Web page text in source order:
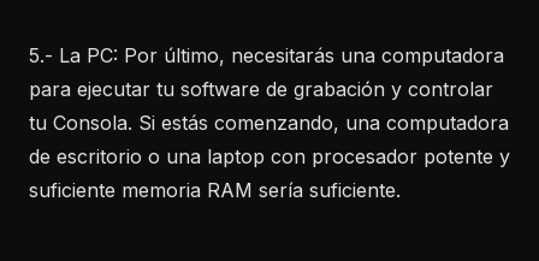
5.- La PC: Por último, necesitarás una computadora
para ejecutar tu software de grabación y controlar
tu Consola. Si estás comenzando, una computadora
de escritorio o una laptop con procesador potente y
suficiente memoria RAM sería suficiente.